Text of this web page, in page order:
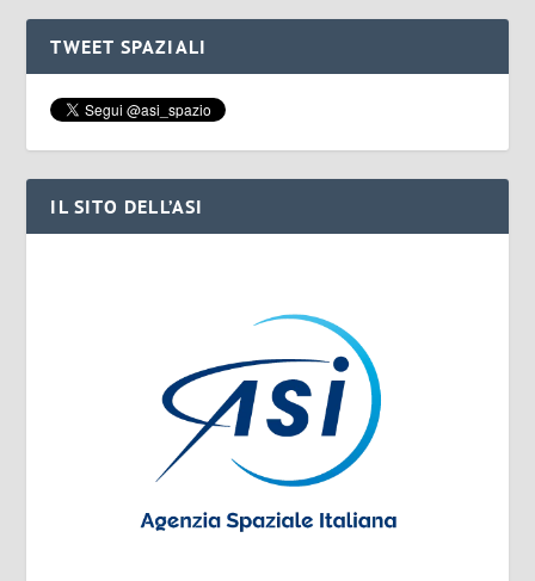
TWEET SPAZIALI
IL SITO DELL’ASI